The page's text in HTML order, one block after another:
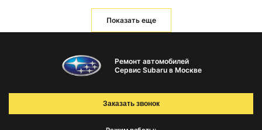
Показать еще
Ремонт автомобилей
Сервис Subaru в Москве
Заказать звонок